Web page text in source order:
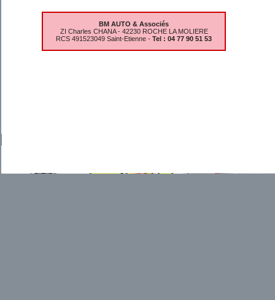
BM AUTO & Associés
ZI Charles CHANA - 42230 ROCHE LA MOLIERE
RCS 491523049 Saint-Etienne - Tel : 04 77 90 51 53